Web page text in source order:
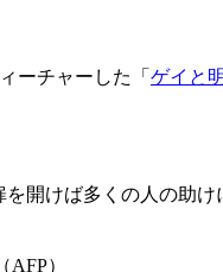
ーチャーした「 ゲイと
開けば多くの人の助け
）